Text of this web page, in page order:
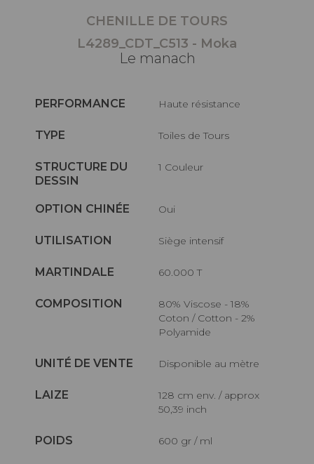
CHENILLE DE TOURS
L4289_CDT_C513 - Moka
Le manach
PERFORMANCE haute résistance
TYPE Toiles de Tours
STRUCTURE DU
DESSIN
1 Couleur
OPTION CHINÉE Oui
UTILISATION Siège intensif
MARTINDALE 60.000 T
COMPOSITION
80% Viscose - 18%
Coton / Cotton - 2%
Polyamide
UNITÉ DE VENTE Disponible au mètre
LAIZE
128 cm env. / approx
50,39 inch
POIDS 600 gr / ml